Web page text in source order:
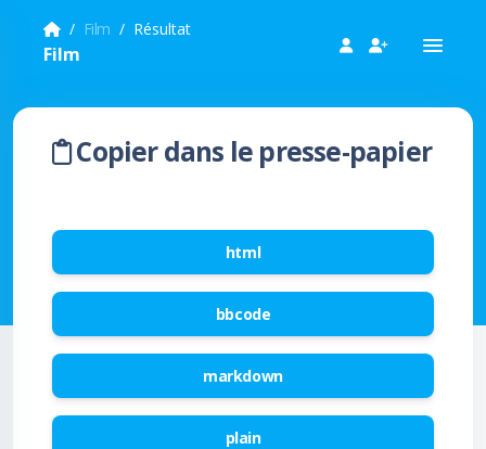
Film Résultat
Film
Copier dans le presse-papier
html
bbcode
markdown
plain